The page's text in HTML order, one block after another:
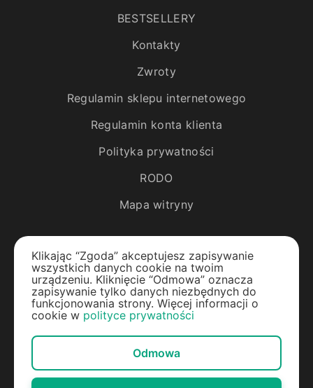
BESTSELLERY
Kontakty
Zwroty
Regulamin sklepu internetowego
Regulamin konta klienta
Polityka prywatności
RODO
Mapa witryny
Katalog
Rośliny egzotyczne
Drzewa owocowe
Rośliny ozdobne
Klikając “Zgoda” akceptujesz zapisywanie
wszystkich danych cookie na twoim
urządzeniu. Kliknięcie “Odmowa” oznacza
zapisywanie tylko danych niezbędnych do
funkcjonowania strony. Więcej informacji o
cookie w polityce prywatności
Odmowa